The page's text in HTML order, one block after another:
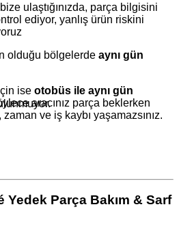
ulaştığınızda, parça bilgisini
ediyor, yanlış ürün riskini
olduğu bölgelerde aynı gün
ise otobüs ile aynı gün
aracınız parça beklerken
ve iş kaybı yaşamazsınız.
Yedek Parça Bakım & Sarf